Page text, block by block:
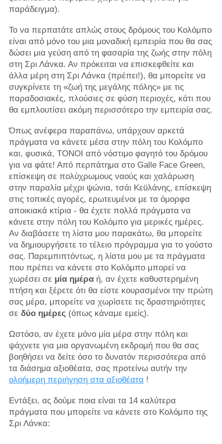
παράδειγμα).
Το να περπατάτε απλώς στους δρόμους του Κολόμπο
είναι από μόνο του μια μοναδική εμπειρία που θα σας
δώσει μια γεύση από τη φασαρία της ζωής στην πόλη
στη Σρι Λάνκα. Αν πρόκειται να επισκεφθείτε και
άλλα μέρη στη Σρι Λάνκα (πρέπει!), θα μπορείτε να
συγκρίνετε τη «ζωή της μεγάλης πόλης» με τις
παραδοσιακές, πλούσιες σε φύση περιοχές, κάτι που
θα εμπλουτίσει ακόμη περισσότερο την εμπειρία σας.
Όπως ανέφερα παραπάνω, υπάρχουν αρκετά
πράγματα να κάνετε μέσα στην πόλη του Κολόμπο
και, φυσικά, ΤΟΝΟΙ από νόστιμο φαγητό του δρόμου
για να φάτε! Από περπάτημα στο Galle Face Green,
επίσκεψη σε πολύχρωμους ναούς και χαλάρωση
στην παραλία μέχρι ψώνια, τσάι Κεϋλάνης, επίσκεψη
στις τοπικές αγορές, ερωτευμένοι με τα όμορφα
αποικιακά κτίρια - θα έχετε πολλά πράγματα να
κάνετε στην πόλη του Κολόμπο για μερικές ημέρες.
Αν διαβάσετε τη λίστα μου παρακάτω, θα μπορείτε
να δημιουργήσετε το τέλειο πρόγραμμα για το γούστο
σας. Παρεμπιπτόντως, η λίστα μου με τα πράγματα
που πρέπει να κάνετε στο Κολόμπο μπορεί να
χωρέσει σε μία ημέραή, αν έχετε καθυστερημένη
πτήση και ξέρετε ότι θα είστε κουρασμένοι την πρώτη
σας μέρα, μπορείτε να χωρίσετε τις δραστηριότητες
σε δύο ημέρες (όπως κάναμε εμείς).
Ωστόσο, αν έχετε μόνο μία μέρα στην πόλη και
ψάχνετε για μια οργανωμένη εκδρομή που θα σας
βοηθήσει να δείτε όσο το δυνατόν περισσότερα από
τα διάσημα αξιοθέατα, σας προτείνω αυτήν την
ολοήμερη περιήγηση στα αξιοθέατα!
Εντάξει, ας δούμε ποια είναι τα 14 καλύτερα
πράγματα που μπορείτε να κάνετε στο Κολόμπο της
Σρι Λάνκα: